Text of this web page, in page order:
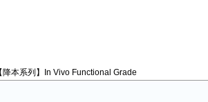
降本系列】In Vivo Functional Grade